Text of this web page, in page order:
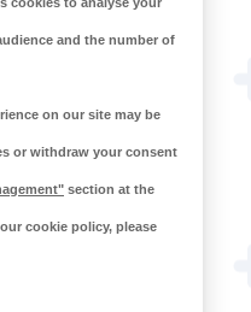
À
and the number of
on our site may be
or withdraw your consent
section at the
cookie policy, please